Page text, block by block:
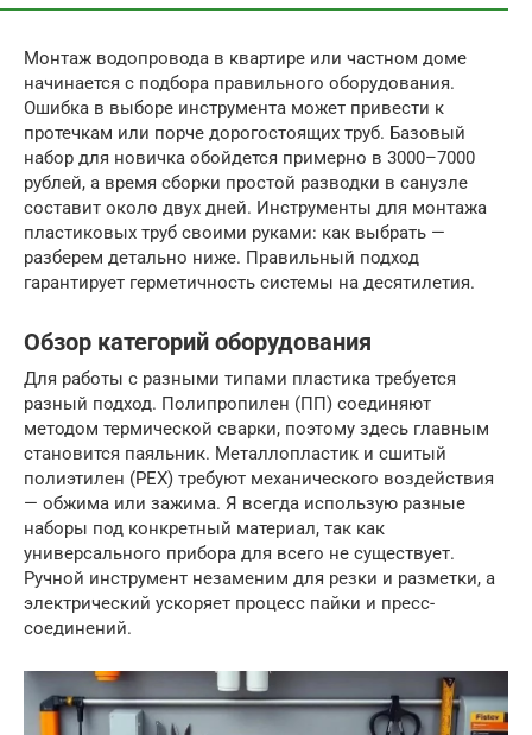
Монтаж водопровода в квартире или частном доме
начинается с подбора правильного оборудования.
Ошибка в выборе инструмента может привести к
протечкам или порче дорогостоящих труб. Базовый
набор для новичка обойдется примерно в 3000–7000
рублей, а время сборки простой разводки в санузле
составит около двух дней. Инструменты для монтажа
пластиковых труб своими руками: как выбрать —
разберем детально ниже. Правильный подход
гарантирует герметичность системы на десятилетия.
Обзор категорий оборудования
Для работы с разными типами пластика требуется
разный подход. Полипропилен (ПП) соединяют
методом термической сварки, поэтому здесь главным
становится паяльник. Металлопластик и сшитый
полиэтилен (PEX) требуют механического воздействия
— обжима или зажима. Я всегда использую разные
наборы под конкретный материал, так как
универсального прибора для всего не существует.
Ручной инструмент незаменим для резки и разметки, а
электрический ускоряет процесс пайки и пресс-
соединений.